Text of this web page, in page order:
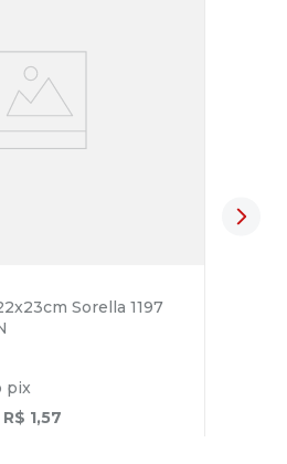
Sorella 1197
pix
R$ 1,57